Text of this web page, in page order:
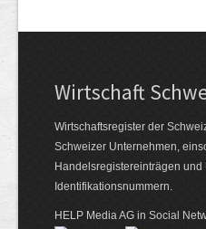
Wirtschaft
Wirtschaftsregister der
Schweizer Unternehmen,
Handelsregistereinträgen und
Identifikationsnummern.
HELP Media AG in Social